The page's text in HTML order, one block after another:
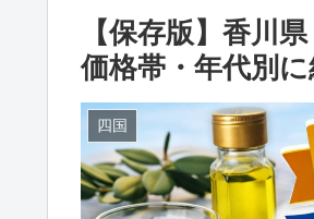
【保存版】香川
価格帯・年代別
四国